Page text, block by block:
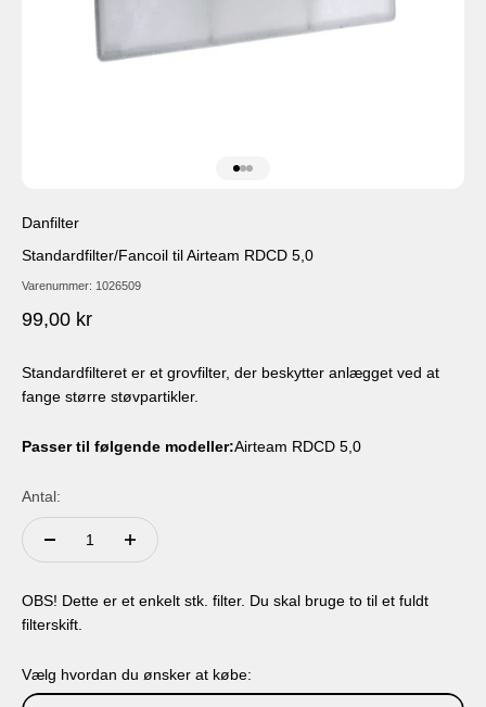
Danfilter
Standardfilter/Fancoil til Airteam RDCD 5,0
Varenummer: 1026509
Salgspris
99,00 kr
Standardfilteret er et grovfilter, der beskytter anlægget ved at
fange større støvpartikler.
Passer til følgende modeller:Airteam RDCD 5,0
Antal:
OBS! Dette er et enkelt stk. filter. Du skal bruge to til et fuldt
filterskift.
Vælg hvordan du ønsker at købe: